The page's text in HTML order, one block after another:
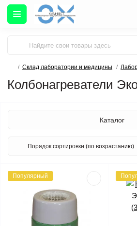
Склад лаборатории и медицины
Колбонагреватели
Каталог
Популярный